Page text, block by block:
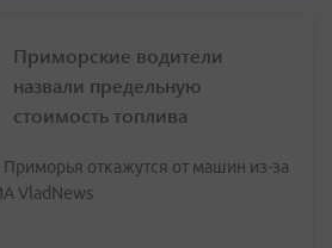
Приморские водители
назвали предельную
стоимость топлива
откажутся от машин из-за
VladNews